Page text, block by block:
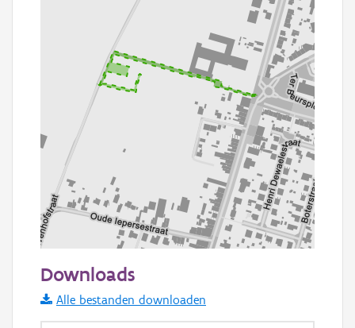
Informatie Vlaanderen
i
Downloads
Alle bestanden downloaden